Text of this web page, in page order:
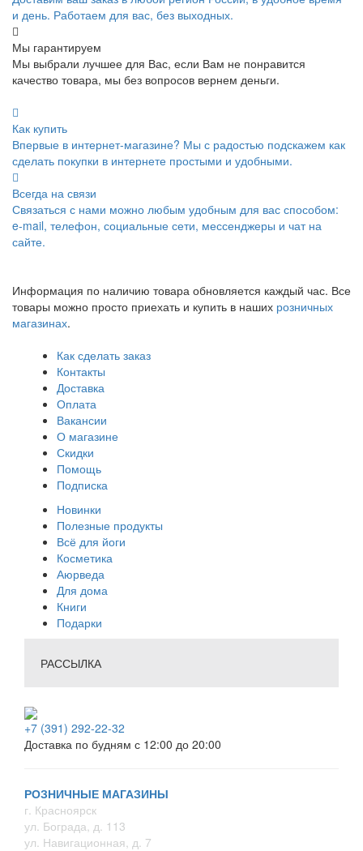
и день. Работаем для вас, без выходных.
Мы гарантируем
Мы выбрали лучшее для Вас, если Вам не понравится
качество товара, мы без вопросов вернем деньги.
Как купить
Впервые в интернет-магазине? Мы с радостью подскажем как
сделать покупки в интернете простыми и удобными.
Всегда на связи
Связаться с нами можно любым удобным для вас способом:
e-mail, телефон, социальные сети, мессенджеры и чат на
сайте.
Информация по наличию товара обновляется каждый час. Все
товары можно просто приехать и купить в наших розничных
магазинах.
Как сделать заказ
Контакты
Доставка
Оплата
Вакансии
О магазине
Скидки
Помощь
Подписка
Новинки
Полезные продукты
Всё для йоги
Косметика
Аюрведа
Для дома
Книги
Подарки
РАССЫЛКА
+7 (391) 292-22-32
Доставка по будням с 12:00 до 20:00
РОЗНИЧНЫЕ МАГАЗИНЫ
г. Красноярск
ул. Бограда, д. 113
ул. Навигационная, д. 7